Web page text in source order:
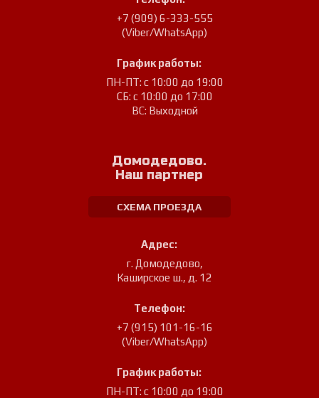
+7 (909) 6-333-555
(Viber/WhatsApp)
График работы:
ПН-ПТ: с 10:00 до 19:00
СБ: с 10:00 до 17:00
ВС: Выходной
Домодедово.
Наш партнер
СХЕМА ПРОЕЗДА
Адрес:
г. Домодедово,
Каширское ш., д. 12
Телефон:
+7 (915) 101-16-16
(Viber/WhatsApp)
График работы:
ПН-ПТ: с 10:00 до 19:00